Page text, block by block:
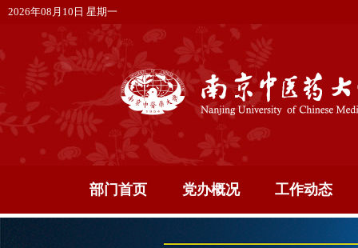
2026年08月10日 星期一
部门首页 党办概况 工作动态